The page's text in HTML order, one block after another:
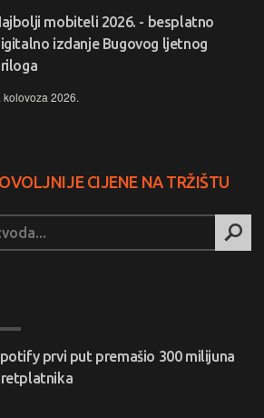
mobiteli 2026. - besplatno
izdanje Bugovog ljetnog
kolovoza 2026.
CIJENE NA TRŽIŠTU
prvi put premašio 300 milijuna